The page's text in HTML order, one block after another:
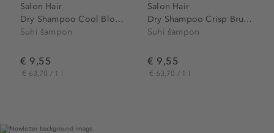
Salon Hair
Dry Shampoo Cool Blonde
Suhi šampon
€ 9,55
€ 63,70 / 1 l
Salon Hair
Dry Shampoo Crisp Brunette
Suhi šampon
€ 9,55
€ 63,70 / 1 l